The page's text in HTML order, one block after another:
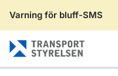
Varning för bluff-SMS